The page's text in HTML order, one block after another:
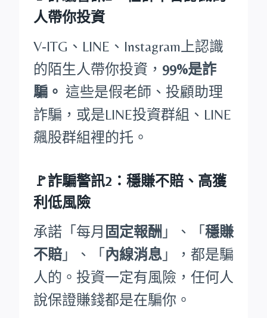
人帶你投資
V-ITG、LINE、Instagram上認識
的陌生人帶你投資， 99%是詐
騙。 這些是假老師、投顧助理
詐騙，或是LINE投資群組、LINE
飆股群組裡的托。
🚩詐騙警訊2：穩賺不賠、高獲
利低風險
承諾「每月 固定報酬 」、「 穩賺
不賠 」、「 內線消息 」，都是騙
人的。投資一定有風險，任何人
說保證賺錢都是在騙你。